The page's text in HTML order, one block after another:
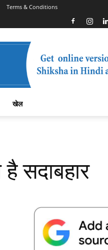
Terms & Conditions
खेल
सदाबहार
Telegram